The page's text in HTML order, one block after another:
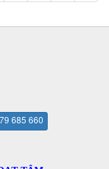
685 660